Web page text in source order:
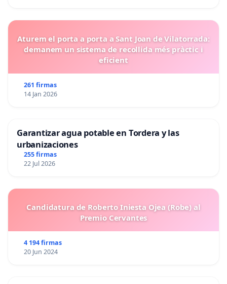
Aturem el porta a porta a Sant Joan de Vilatorrada:
demanem un sistema de recollida més pràctic i
eficient
261 firmas
14 Jan 2026
Garantizar agua potable en Tordera y las
urbanizaciones
255 firmas
22 Jul 2026
Candidatura de Roberto Iniesta Ojea (Robe) al
Premio Cervantes
4 194 firmas
20 Jun 2024